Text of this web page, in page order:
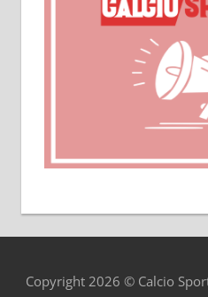
Copyright 2026 © Calcio